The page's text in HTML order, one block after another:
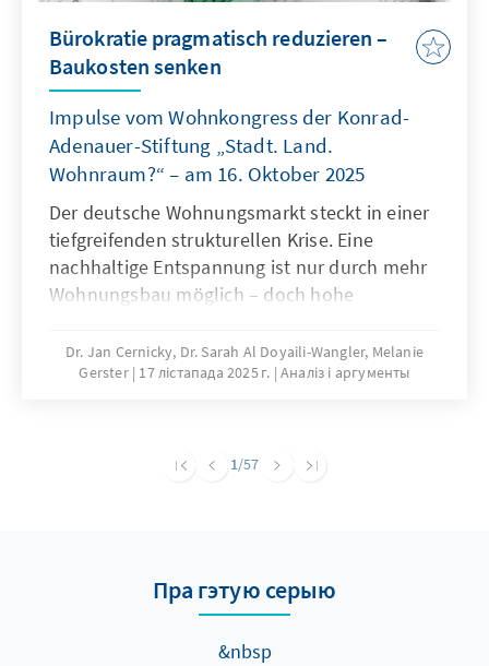
Bürokratie pragmatisch reduzieren –
Baukosten senken
Impulse vom Wohnkongress der Konrad-
Adenauer-Stiftung „Stadt. Land.
Wohnraum?“ – am 16. Oktober 2025
Der deutsche Wohnungsmarkt steckt in einer
tiefgreifenden strukturellen Krise. Eine
nachhaltige Entspannung ist nur durch mehr
Wohnungsbau möglich – doch hohe
Vorgaben bremsen die Bautätigkeit erheblich.
Zur Lösung des Problems bedarf es einer
Dr. Jan Cernicky, Dr. Sarah Al Doyaili-Wangler, Melanie
Gerster 17 лістапада 2025 г. Аналіз і аргументы
1/57
Пра гэтую серыю
&nbsp